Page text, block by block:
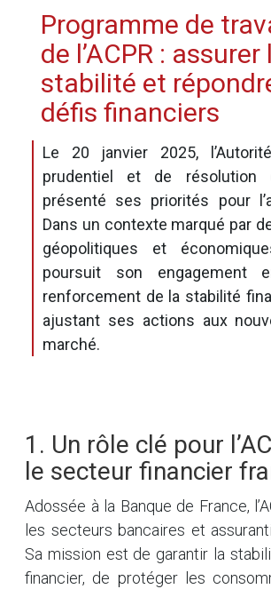
Programme de
de l’ACPR : assurer
stabilité et
défis financiers
Le 20 janvier 2025,
prudentiel et de résolution
présenté ses priorités pour
Dans un contexte marqué par
géopolitiques et
poursuit son engagement
renforcement de la stabilité
ajustant ses actions aux
marché.
1. Un rôle clé pour
le secteur financier
Adossée à la Banque de France,
les secteurs bancaires et
Sa mission est de garantir la
financier, de protéger les